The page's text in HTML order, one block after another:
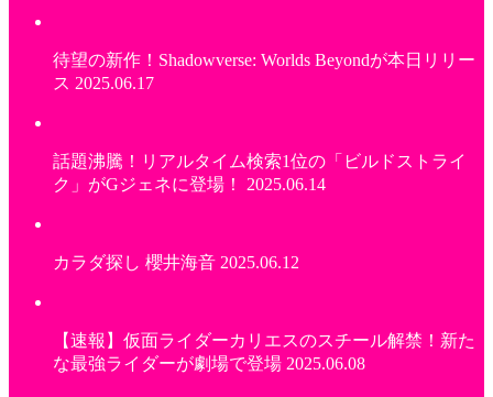
待望の新作！Shadowverse: Worlds Beyondが本日リリー
ス 2025.06.17
話題沸騰！リアルタイム検索1位の「ビルドストライ
ク」がGジェネに登場！ 2025.06.14
カラダ探し 櫻井海音 2025.06.12
【速報】仮面ライダーカリエスのスチール解禁！新た
な最強ライダーが劇場で登場 2025.06.08